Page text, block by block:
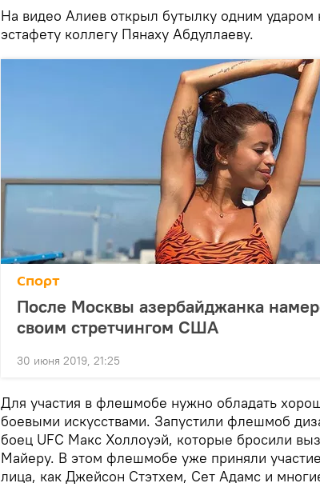
На видео Алиев открыл бутылку одним ударом
эстафету коллегу Пянаху Абдуллаеву.
Спорт
После Москвы азербайджанка
своим стретчингом США
30 июня 2019, 21:25
Для участия в флешмобе нужно обладать
боевыми искусствами. Запустили флешмоб
боец UFC Макс Холлоуэй, которые бросили
Майеру. В этом флешмобе уже приняли
лица, как Джейсон Стэтхем, Сет Адамс и